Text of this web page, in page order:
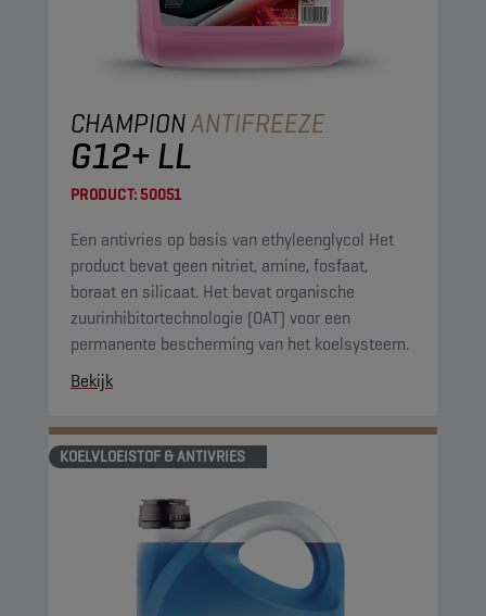
CHAMPIONANTIFREEZE
G12+ LL
PRODUCT:50051
Een antivries op basis van ethyleenglycol Het
product bevat geen nitriet, amine, fosfaat,
boraat en silicaat. Het bevat organische
zuurinhibitortechnologie (OAT) voor een
permanente bescherming van het koelsysteem.
Bekijk
KOELVLOEISTOF & ANTIVRIES